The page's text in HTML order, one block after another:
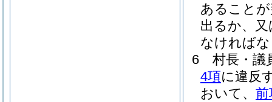
あること
出るか、又
なければ
6
村長・議
4項に違反
おいて、 前